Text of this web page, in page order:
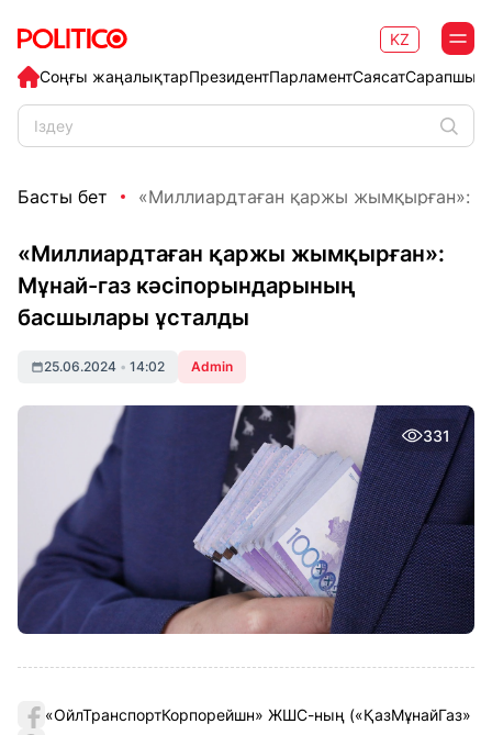
Соңғы жаңалықтарПрезидентПарламентСаясат
KZ
Басты бет «Миллиардтаған қаржы жымқырған»:
«Миллиардтаған қаржы жымқырған»:
Мұнай-газ кәсіпорындарының
басшылары ұсталды
25.06.2024 • 14:02 Admin
331
«ОйлТранспортКорпорейшн» ЖШС-ның («ҚазМұнайГаз»